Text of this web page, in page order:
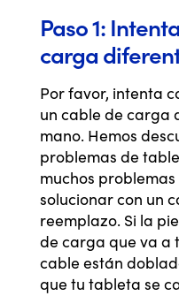
Paso 1:
carga
Por favor, intenta
un cable de carga
mano. Hemos
problemas de
muchos
solucionar con un
reemplazo. Si la
de carga que va a
cable están
que tu tableta se